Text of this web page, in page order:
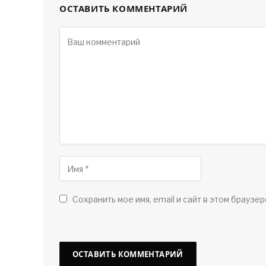
ОСТАВИТЬ КОММЕНТАРИЙ
Сохранить мое имя, email и сайт в этом